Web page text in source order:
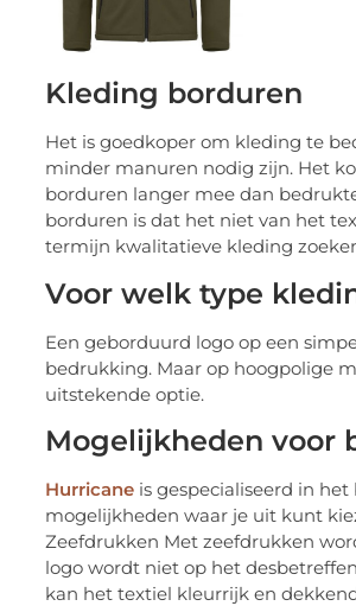
Kleding borduren
Het is goedkoper om kleding te
minder manuren nodig zijn. Het
borduren langer mee dan
borduren is dat het niet van het
termijn kwalitatieve kleding
Voor welk type
Een geborduurd logo op een
bedrukking. Maar op hoogpolige
uitstekende optie.
Mogelijkheden voor
Hurricane is gespecialiseerd in
mogelijkheden waar je uit kunt
Zeefdrukken Met zeefdrukken
logo wordt niet op het
kan het textiel kleurrijk en